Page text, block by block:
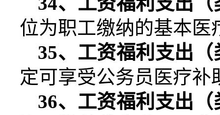
位为职工缴纳的基本医
35、工资福利支出
定可享受公务员医疗
36、工资福利支出